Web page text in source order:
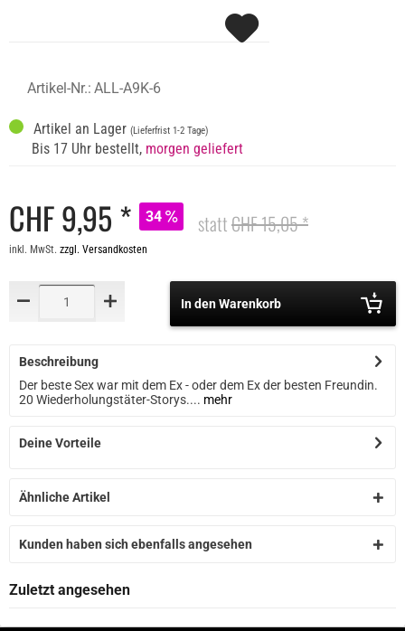
Artikel-Nr.: ALL-A9K-6
Artikel an Lager (Lieferfrist 1-2 Tage)
Bis 17 Uhr bestellt, morgen geliefert
CHF 9,95 * 34 stattCHF 15,05 *
inkl. MwSt. zzgl. Versandkosten
In den Warenkorb
Beschreibung
Der beste Sex war mit dem Ex - oder dem Ex der besten Freundin.
20 Wiederholungstäter-Storys.... mehr
Deine Vorteile
Ähnliche Artikel
Kunden haben sich ebenfalls angesehen
Zuletzt angesehen